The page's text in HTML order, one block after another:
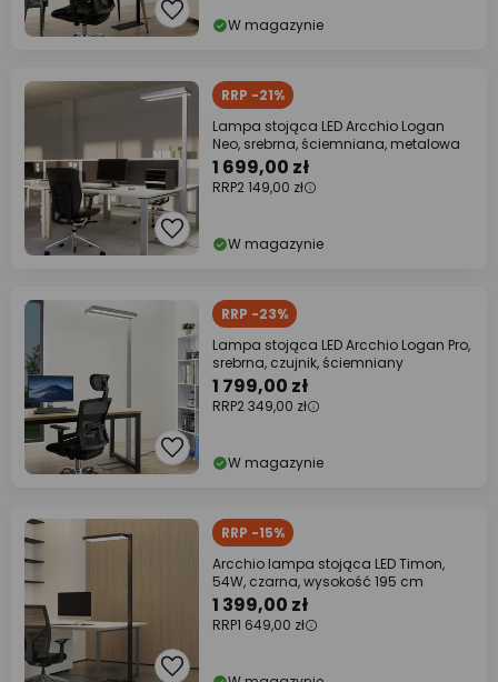
W magazynie
RRP -21%
Lampa stojąca LED Arcchio Logan
Neo, srebrna, ściemniana, metalowa
1 699,00 zł
RRP2 149,00 zł
W magazynie
RRP -23%
Lampa stojąca LED Arcchio Logan Pro,
srebrna, czujnik, ściemniany
1 799,00 zł
RRP2 349,00 zł
W magazynie
RRP -15%
Arcchio lampa stojąca LED Timon,
54W, czarna, wysokość 195 cm
1 399,00 zł
RRP1 649,00 zł